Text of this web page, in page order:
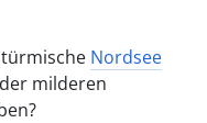
Nordsee
milderen